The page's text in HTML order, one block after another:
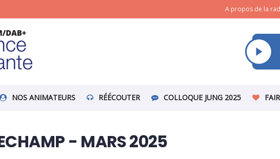
A propos de la
NOS ANIMATEURS RÉÉCOUTER COLLOQUE JUNG 2025
- MARS 2025